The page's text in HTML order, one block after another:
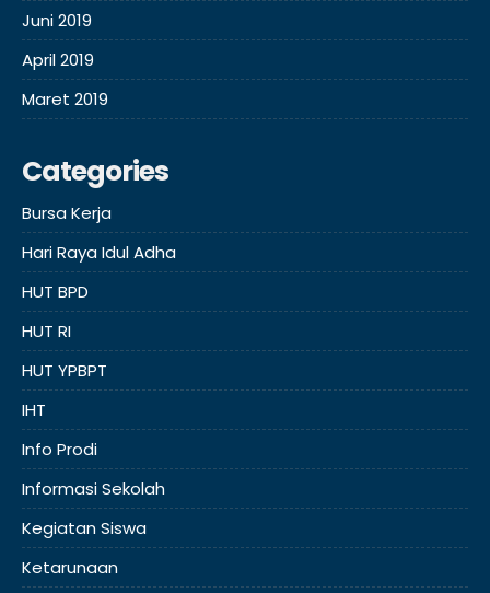
Juni 2019
April 2019
Maret 2019
Categories
Bursa Kerja
Hari Raya Idul Adha
HUT BPD
HUT RI
HUT YPBPT
IHT
Info Prodi
Informasi Sekolah
Kegiatan Siswa
Ketarunaan